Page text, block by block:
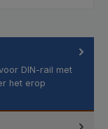
DIN-rail met
het erop